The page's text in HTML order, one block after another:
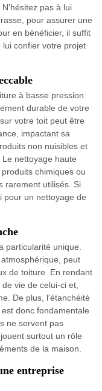
pas à lui
pour assurer une
en bénéficier, il suffit
confier votre projet
à basse pression
durable de votre
votre toit peut être
impactant sa
non nuisibles et
nettoyage haute
chimiques ou
rarement utilisés. Si
pour un nettoyage de
particularité unique.
peut
de toiture. En rendant
vie de celui-ci et,
De plus, l'étanchéité
donc fondamentale
ne servent pas
surtout un rôle
de la maison.
entreprise